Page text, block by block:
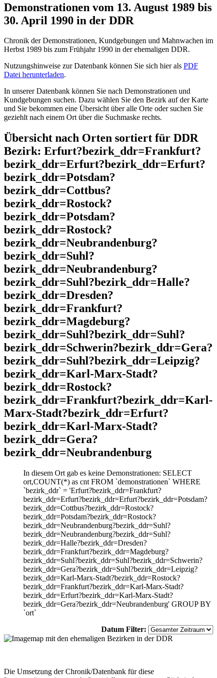
Demonstrationen vom 13. August 1989 bis
30. April 1990 in der DDR
Chronik der Demonstrationen, Kundgebungen und Mahnwachen im
Herbst 1989 bis zum Frühjahr 1990 in der ehemaligen DDR.
Nutzungshinweise zur Datenbank können Sie sich hier als PDF
Datei herunterladen.
In unserer Datenbank können Sie nach Demonstrationen und
Kundgebungen suchen. Dazu wählen Sie den Bezirk auf der Karte
und Sie bekommen eine Übersicht über alle Orte oder suchen Sie
geziehlt nach einem Ort über die Suchmaske rechts.
Übersicht nach Orten sortiert für DDR
Bezirk: Erfurt?bezirk_ddr=Frankfurt?
bezirk_ddr=Erfurt?bezirk_ddr=Erfurt?
bezirk_ddr=Potsdam?
bezirk_ddr=Cottbus?
bezirk_ddr=Rostock?
bezirk_ddr=Potsdam?
bezirk_ddr=Rostock?
bezirk_ddr=Neubrandenburg?
bezirk_ddr=Suhl?
bezirk_ddr=Neubrandenburg?
bezirk_ddr=Suhl?bezirk_ddr=Halle?
bezirk_ddr=Dresden?
bezirk_ddr=Frankfurt?
bezirk_ddr=Magdeburg?
bezirk_ddr=Suhl?bezirk_ddr=Suhl?
bezirk_ddr=Schwerin?bezirk_ddr=Gera?
bezirk_ddr=Suhl?bezirk_ddr=Leipzig?
bezirk_ddr=Karl-Marx-Stadt?
bezirk_ddr=Rostock?
bezirk_ddr=Frankfurt?bezirk_ddr=Karl-
Marx-Stadt?bezirk_ddr=Erfurt?
bezirk_ddr=Karl-Marx-Stadt?
bezirk_ddr=Gera?
bezirk_ddr=Neubrandenburg
In diesem Ort gab es keine Demonstrationen: SELECT
ort,COUNT(*) as cnt FROM `demonstrationen` WHERE
`bezirk_ddr` = 'Erfurt?bezirk_ddr=Frankfurt?
bezirk_ddr=Erfurt?bezirk_ddr=Erfurt?bezirk_ddr=Potsdam?
bezirk_ddr=Cottbus?bezirk_ddr=Rostock?
bezirk_ddr=Potsdam?bezirk_ddr=Rostock?
bezirk_ddr=Neubrandenburg?bezirk_ddr=Suhl?
bezirk_ddr=Neubrandenburg?bezirk_ddr=Suhl?
bezirk_ddr=Halle?bezirk_ddr=Dresden?
bezirk_ddr=Frankfurt?bezirk_ddr=Magdeburg?
bezirk_ddr=Suhl?bezirk_ddr=Suhl?bezirk_ddr=Schwerin?
bezirk_ddr=Gera?bezirk_ddr=Suhl?bezirk_ddr=Leipzig?
bezirk_ddr=Karl-Marx-Stadt?bezirk_ddr=Rostock?
bezirk_ddr=Frankfurt?bezirk_ddr=Karl-Marx-Stadt?
bezirk_ddr=Erfurt?bezirk_ddr=Karl-Marx-Stadt?
bezirk_ddr=Gera?bezirk_ddr=Neubrandenburg' GROUP BY
`ort`
Datum Filter:
Die Umsetzung der Chronik/Datenbank für diese